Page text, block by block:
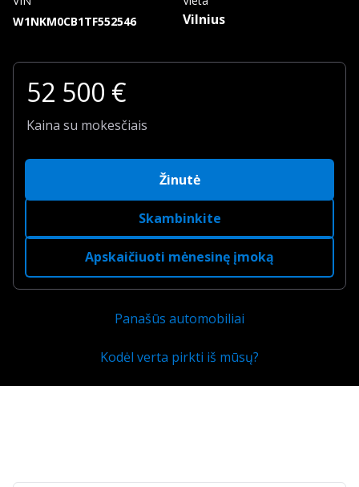
W1NKM0CB1TF552546
Vilnius
52 500 €
Kaina su mokesčiais
Žinutė
Skambinkite
Apskaičiuoti mėnesinę įmoką
Panašūs automobiliai
Kodėl verta pirkti iš mūsų?